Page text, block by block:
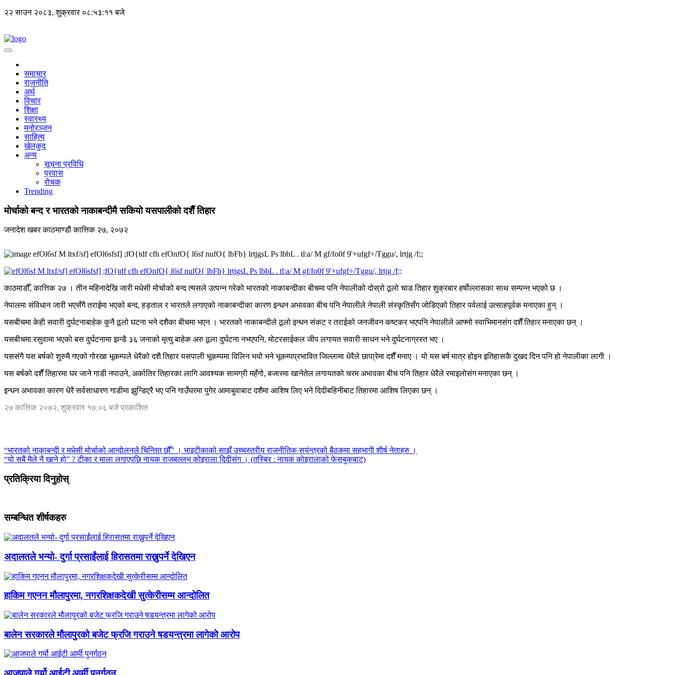
२२ साउन २०८३, शुक्रवार ०८:५३:११ बजे
समाचार
राजनीति
अर्थ
विचार
शिक्षा
स्वास्थ्य
मनोरञ्जन
साहित्य
खेलकुद
अन्य
सूचना प्रविधि
प्रवास
रोचक
Trending
मोर्चाको बन्द र भारतको नाकाबन्दीमै सकियो यसपालीको दशैँ तिहार
जनादेश खबरकाठमाण्डाैंकात्तिक २७, २०७२
efOl6sf M ltxf/sf] efOl6sfsf] ;fO{tdf cfh efOnfO{ l6sf nufO{ lbFb} lrtjgsL Ps lbbL . tl:a/ M gf/fo0f 9'+ufgf÷/Tggu/, lrtjg /f;;
काठमाडौँ, कात्तिक २७ । तीन महिनादेखि जारी मधेसी मोर्चाको बन्द त्यसले उत्पन्न गरेको भारतको नाकाबन्दीका बीचमा पनि नेपालीको दोस्रो ठूलो चाड तिहार शुक्रबार हर्षोल्लासका साथ सम्पन्न भएको छ ।
नेपालमा संविधान जारी भएसँगै तराईमा भएको बन्द, हड्ताल र भारतले लगाएको नाकाबन्दीका कारण इन्धन अभावका बीच पनि नेपालीले नेपाली संस्कृतिसँग जोडिएको तिहार पर्वलाई उत्साहपूर्वक मनाएका हुन् ।
यसबीचमा केही सवारी दुर्घटनाबाहेक कुनै ठूलो घटना भने दशैका बीचमा भएन । भारतको नाकाबन्दीले ठूलो इन्धन संकट र तराईको जनजीवन कष्टकर भएपनि नेपालीले आफ्नो स्वाभिमानसंग दशैँ तिहार मनाएका छन् ।
यसबीचमा रसुवामा भएको बस दुर्घटनामा झन्डै ३६ जनाको मृत्यु बाहेक अरु ठूला दुर्घटना नभएपनि, मोटरसाईकल जीप लगायत सवारी साधन भने दुर्घटनाग्रस्त भए ।
यससंगै यस बर्षको शुरुमै गएको गोरखा भूकम्पले धेरैको दशै तिहार यसपाली भूकम्पमा विलिन भयो भने भूकम्पप्रभावित जिल्लामा धेरैले छापा्रेमा दशैँ मनाए । यो यस बर्ष मात्र होइन इतिहासकै दुखद दिन पनि हो नेपालीका लागी ।
यस बर्षको दशैँ तिहारमा घर जाने गाडी नपाउने, अर्कातिर तिहारका लागि आवश्यक सामग्री महँगो, बजारमा खानेतेल लगायतको चरम अभावका बीच पनि तिहार धेरैले रमाइलोसंग मनाएका छन् ।
इन्धन अभावका कारण धेरै सर्वसाधारण गाडीमा झुन्डिएरै भए पनि गाउँघरमा पुगेर आमाबुवाबाट दशैमा आशिष लिए भने दिदीबहिनीबाट तिहारमा आशिष लिएका छन् ।
२७ कात्तिक २०७२, शुक्रवार १७:०६ बजे प्रकाशित
“भारतको नाकाबन्दी र मधेसी मोर्चाको आन्दोलनले चिन्तित छौँ” । भाइटीकाको साझँ उच्चस्तरीय राजनीतिक सयंन्त्रको बैठकमा सहभागी शीर्ष नेताहरु ।
“यो सबै मैले नै खाने हो” ? टीका र माला लगाएपछि नायक राजबल्लभ कोइराला दिदीसंग । (तस्बिर : नायक कोइरालाको फेसबुकबाट)
प्रतिक्रिया दिनुहोस्
सम्बन्धित शीर्षकहरु
अदालतले भन्यो- दुर्गा प्रसाईंलाई हिरासतमा राख्नुपर्ने देखिएन
हाकिम गएनन मौलापुरमा, नगरशिक्षकदेखी सुत्केरीसम्म आन्दोलित
बालेन सरकारले मौलापुरको बजेट फ्रजि गराउने षडयन्त्रमा लागेको आरोप